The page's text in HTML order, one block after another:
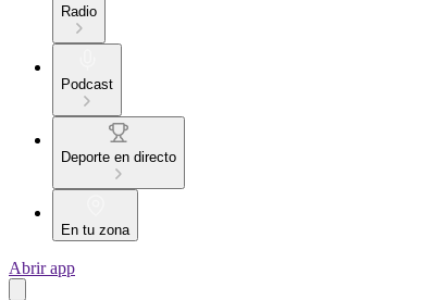
Radio
Podcast
Deporte en directo
En tu zona
Abrir app